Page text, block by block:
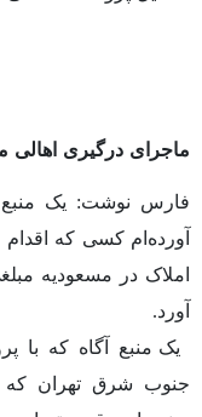
ماجرای درگیری اهالی
فارس نوشت: یک
آورده‌ام کسی که
آورد.
یک منبع آگاه که با
جنوب شرق تهران